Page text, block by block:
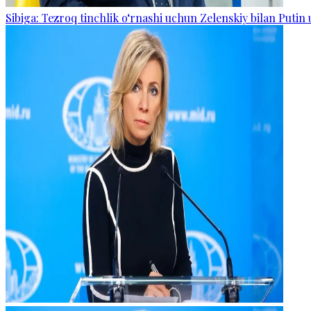
Sibiga: Tezroq tinchlik o‘rnashi uchun Zelenskiy bilan